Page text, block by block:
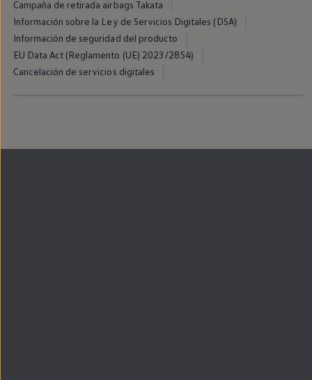
Llantas y neumáticos
Recambios Volkswagen
Accesorios y merchandising
Seguridad
Transporte
Entretenimiento
Luces de advertencia
Campaña de retirada airbags Takata
Información sobre la Ley de Servicios Digitales (DSA)
Información de seguridad del producto
EU Data Act (Reglamento (UE) 2023/2854)
Cancelación de servicios digitales